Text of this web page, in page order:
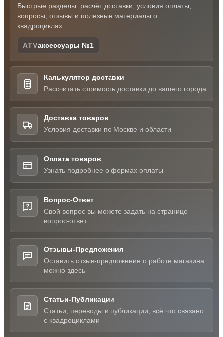
Быстрые разделы: расчёт доставки, условия оплаты,
вопросы, отзывы и полезные материалы о
квадроциклах.
ATVаксессуары №1
Калькулятор доставки
Рассчитать стоимость доставки до вашего города
Доставка товаров
Условия доставки по Москве и области
Оплата товаров
Узнать подробнее о формах оплаты
Вопрос-Ответ
Свой вопрос вы можете задать на странице
вопрос-ответ
Отзывы-Предложения
Оставить отзыв-предложение о работе магазина
можно здесь
Статьи-Публикации
Статьи, переводы и публикации, всё что связано
с квадроциклами